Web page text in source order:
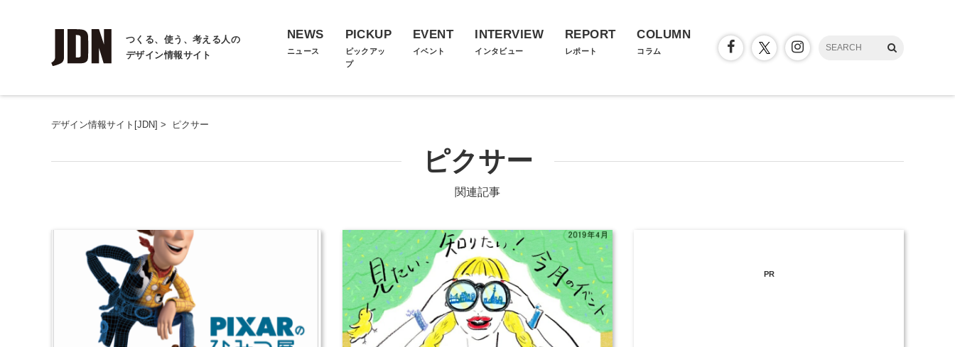
つくる、使う、考える人の
デザイン情報サイト
NEWS
ニュース
PICKUP
ピックアッ
プ
EVENT
イベント
INTERVIEW
インタビュー
REPORT
レポート
COLUMN
コラム
デザイン情報サイト[JDN] > ピクサー
ピクサー
関連記事
PR